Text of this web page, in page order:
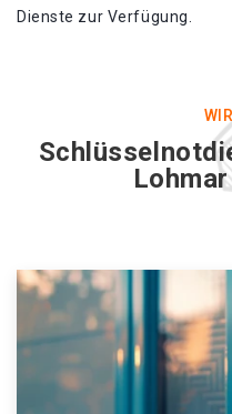
Dienste zur Verfügung.